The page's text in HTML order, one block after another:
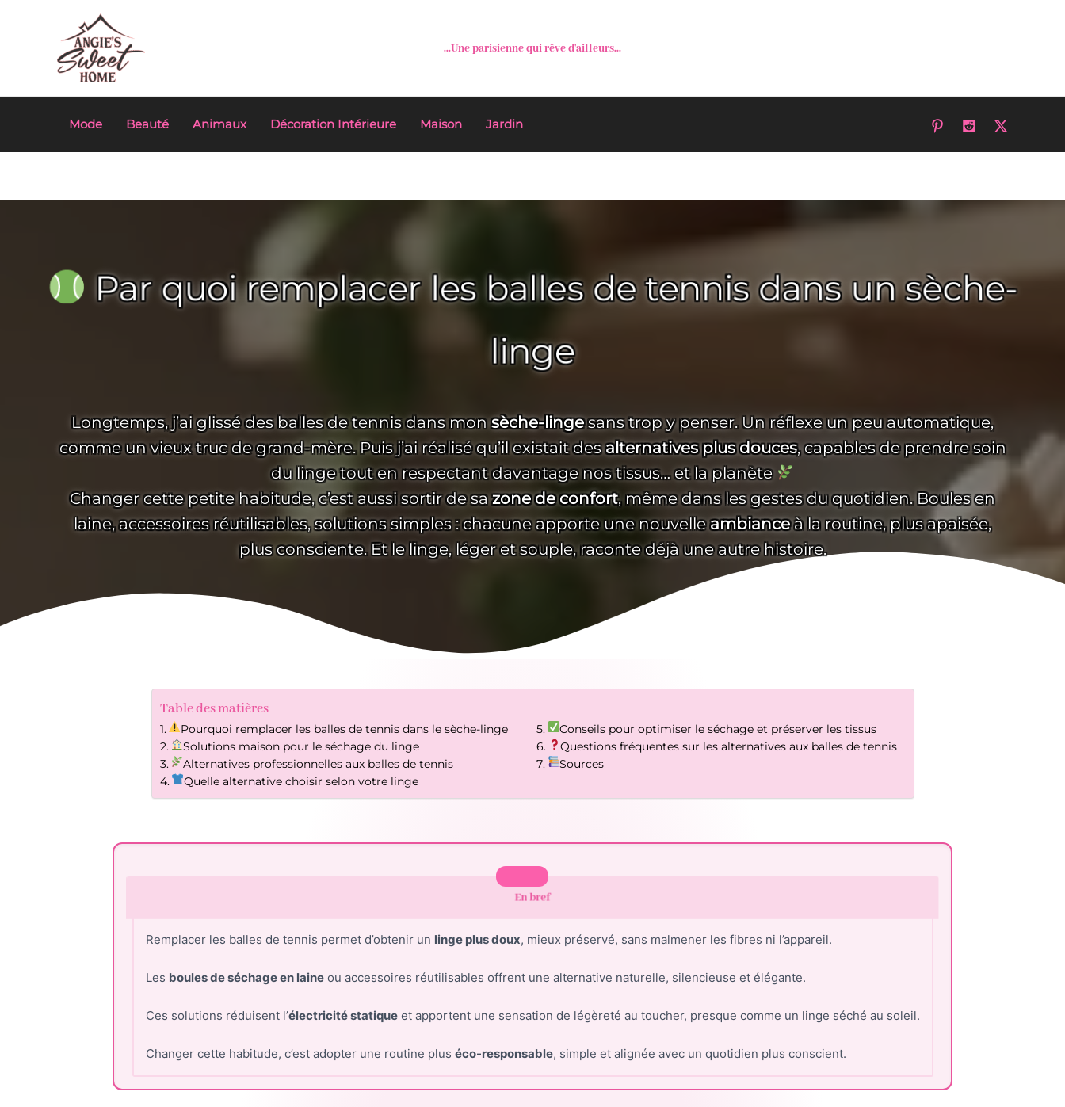
...Une parisienne qui rêve d'ailleurs...
Mode Beauté Animaux Décoration Intérieure Maison Jardin
Par quoi remplacer les balles de tennis dans un sèche-
linge
Longtemps, j’ai glissé des balles de tennis dans monsèche-lingesans trop y penser. Un réflexe un peu automatique,
comme un vieux truc de grand-mère. Puis j’ai réalisé qu’il existait desalternatives plus douces, capables de prendre soin
du linge tout en respectant davantage nos tissus… et la planète
Changer cette petite habitude, c’est aussi sortir de sazone de confort, même dans les gestes du quotidien. Boules en
laine, accessoires réutilisables, solutions simples : chacune apporte une nouvelleambianceà la routine, plus apaisée,
plus consciente. Et le linge, léger et souple, raconte déjà une autre histoire.
Table des matières
Pourquoi remplacer les balles de tennis dans le sèche-linge
Solutions maison pour le séchage du linge
Alternatives professionnelles aux balles de tennis
Quelle alternative choisir selon votre linge
Conseils pour optimiser le séchage et préserver les tissus
Questions fréquentes sur les alternatives aux balles de tennis
Sources
En bref
Remplacer les balles de tennis permet d’obtenir un linge plus doux, mieux préservé, sans malmener les fibres ni l’appareil.
Les boules de séchage en laineou accessoires réutilisables offrent une alternative naturelle, silencieuse et élégante.
Ces solutions réduisent l’électricité statiqueet apportent une sensation de légèreté au toucher, presque comme un linge séché au soleil.
Changer cette habitude, c’est adopter une routine plus éco-responsable, simple et alignée avec un quotidien plus conscient.